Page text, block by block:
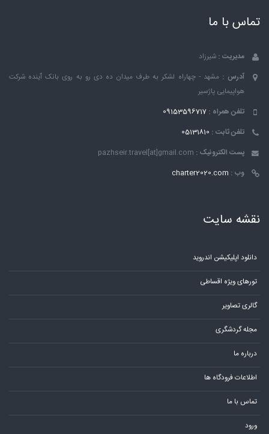
تماس با ما
مدیریت : شیرزاد
آدرس : مشهد - چهاراه لشکر به طرف میدان ده دی رو به روی بانک ٱینده شرکت
هواپیمایی پاژسیر
تلفن همراه : 09153596717
تلفن ثابت : 05131810
پست الکترونیک : pazhseir.travel[at]gmail.com
وب : charter2020.com
نقشه سایت
دانلود اپلیکیشن اندروید
تورهای ویژه اقساطی
گالری تصاویر
مجله گردشگری
درباره ما
اطلاعات فرودگاه ها
تماس با ما
ورود